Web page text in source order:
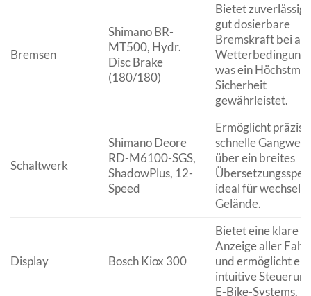
Bremsen
Shimano BR-
MT500, Hydr.
Disc Brake
(180/180)
Bietet
gut dosierbare
Bremskraft bei
was ein
Sicherheit
gewährleistet.
Schaltwerk
Shimano Deore
RD-M6100-SGS,
ShadowPlus, 12-
Speed
Ermöglicht
schnelle
über ein breites
ideal für
Gelände.
Display Bosch Kiox 300
Bietet eine klare
Anzeige aller
und ermöglicht
intuitive
E-Bike-Systems.